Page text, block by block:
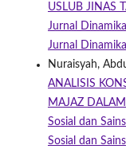
USLUB JINAS
Jurnal
Jurnal
Nuraisyah,
ANALISIS
MAJAZ
Sosial dan
Sosial dan Sains